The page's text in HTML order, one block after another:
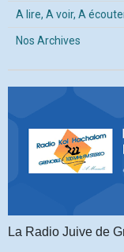
A lire, A voir, A
Nos Archives
La Radio Juive de